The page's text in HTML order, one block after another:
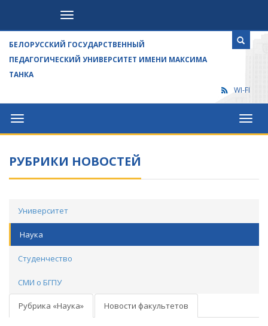
Посетителям
БЕЛОРУССКИЙ ГОСУДАРСТВЕННЫЙ
ПЕДАГОГИЧЕСКИЙ УНИВЕРСИТЕТ ИМЕНИ МАКСИМА
ТАНКА
WI-FI
Университет
РУБРИКИ НОВОСТЕЙ
Университет
Наука
Студенчество
СМИ о БГПУ
Рубрика «Наука» Новости факультетов